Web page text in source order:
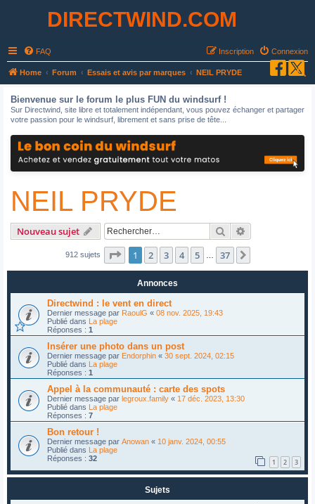
DIRECTWIND.COM
FAQ Connexion
Inscription
Home Forum Essais et avis par marques NEIL PRYDE
Bienvenue sur le forum le plus FUN du windsurf !
Sur Directwind, site libre et totalement indépendant, vous pouvez échanger et partager
votre passion pour le windsurf, librement et sans prise de tête...
NEIL PRYDE
Nouveau sujet Rechercher
912 sujets Page 1sur37
1 2 3 4 5 37
Annonces
Directwind : le vent en direct
Dernier message par RaoulG « 08 nov. 2025, 19:43
Publié dans La plage
Réponses : 1
Insérer une photo dans un post
Dernier message par Endorphin « 30 sept. 2024, 02:15
Publié dans La plage
Réponses : 1
Appel à la communauté : carte des spots
Dernier message par legroux.family « 17 déc. 2023, 13:30
Publié dans La plage
Réponses : 7
Bon retour !
Dernier message par Anowan « 10 janv. 2024, 00:55
Publié dans La plage
Réponses : 32 1 2 3
Sujets